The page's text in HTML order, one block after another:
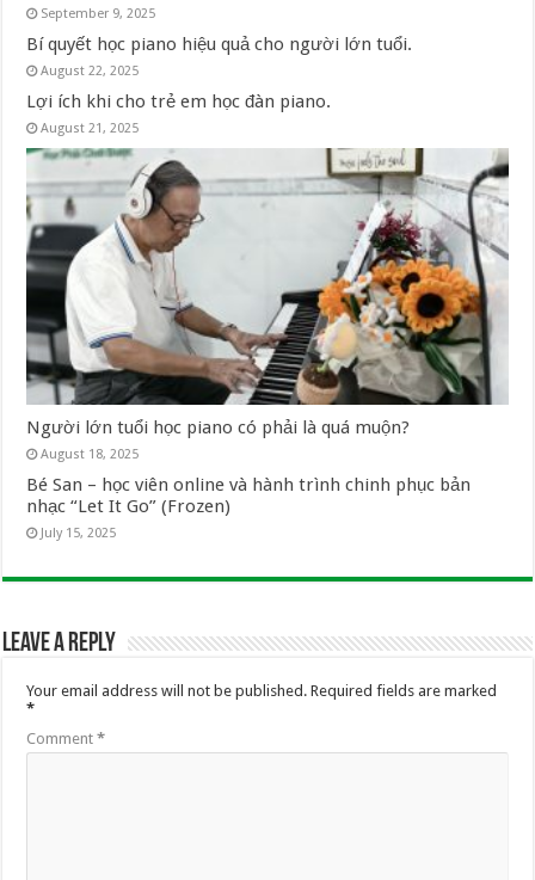
September 9, 2025
Bí quyết học piano hiệu quả cho người lớn tuổi.
August 22, 2025
Lợi ích khi cho trẻ em học đàn piano.
August 21, 2025
Người lớn tuổi học piano có phải là quá muộn?
August 18, 2025
Bé San – học viên online và hành trình chinh phục bản
nhạc “Let It Go” (Frozen)
July 15, 2025
Leave a Reply
Your email address will not be published. Required fields are marked
*
Comment*